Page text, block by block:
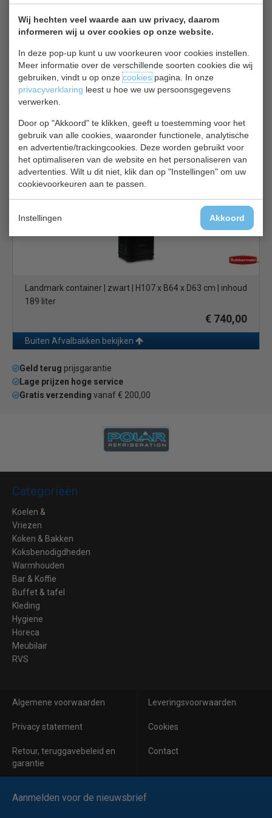
Wij hechten veel waarde aan uw privacy, daarom
informeren wij u over cookies op onze website.
In deze pop-up kunt u uw voorkeuren voor cookies instellen.
Meer informatie over de verschillende soorten cookies die wij
gebruiken, vindt u op onzecookiespagina. In onze
privacyverklaring leest u hoe we uw persoonsgegevens
verwerken.
Door op "Akkoord" te klikken, geeft u toestemming voor het
gebruik van alle cookies, waaronder functionele, analytische
en advertentie/trackingcookies. Deze worden gebruikt voor
het optimaliseren van de website en het personaliseren van
advertenties. Wilt u dit niet, klik dan op "Instellingen" om uw
cookievoorkeuren aan te passen.
Instellingen Akkoord
Hoog 104 cm
€ 705,00
Buiten Afvalbakken bekijken
Rubbermaid VB 156447
Landmark container | zwart | H107 x B64 x D63 cm | inhoud
189 liter
€ 740,00
Buiten Afvalbakken bekijken
Geld terug prijsgarantie
Lage prijzen hoge service
Gratis verzending vanaf € 200,00
Categorieën
Koelen &
Vriezen
Koken & Bakken
Koksbenodigdheden
Warmhouden
Bar & Koffie
Buffet & tafel
Kleding
Hygiene
Horeca
Meubilair
RVS
Algemene voorwaarden Leveringsvoorwaarden
Privacy statement Cookies
Retour, teruggavebeleid en
garantie
Contact
Aanmelden voor de nieuwsbrief